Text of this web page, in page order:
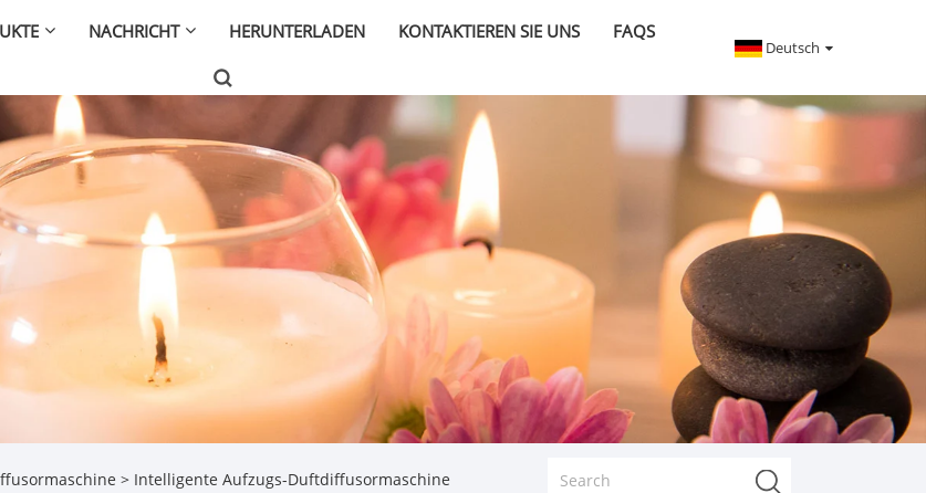
NACHRICHT HERUNTERLADEN KONTAKTIEREN SIE UNS FAQS
Deutsch
> Intelligente Aufzugs-Duftdiffusormaschine